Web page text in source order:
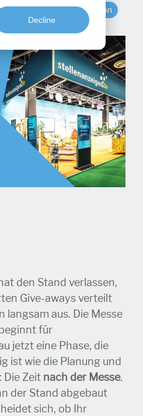
Decline
Design & Konzeption
den Stand verlassen,
Give-aways verteilt
langsam aus. Die Messe
für
jetzt eine Phase, die
ist wie die Planung und
Die Zeit nach der Messe.
der Stand abgebaut
sich, ob Ihr